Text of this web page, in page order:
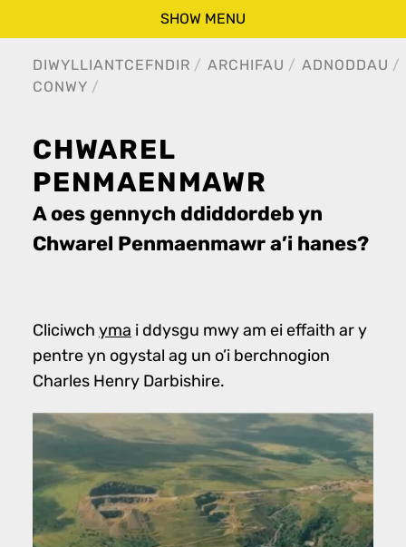
SHOW MENU
DIWYLLIANT
CONWY
CEFNDIR ARCHIFAU ADNODDAU
CHWAREL
PENMAENMAWR
A oes gennych ddiddordeb yn
Chwarel Penmaenmawr a’i hanes?
Cliciwch yma i ddysgu mwy am ei effaith ar y
pentre yn ogystal ag un o’i berchnogion
Charles Henry Darbishire.